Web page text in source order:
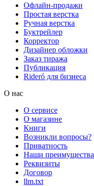
Офлайн-продажи
Простая верстка
Ручная верстка
Буктрейлер
Корректор
Дизайнер обложки
Заказ тиража
Публикация
Rideró для бизнеса
О нас
О сервисе
О магазине
Книги
Возникли вопросы?
Приватность
Наши преимущества
Реквизиты
Договор
llm.txt